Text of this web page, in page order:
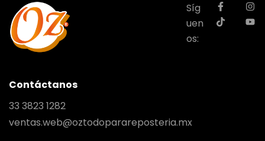
Síg
uen
os:
Contáctanos
33 3823 1282
ventas.web@oztodoparareposteria.mx